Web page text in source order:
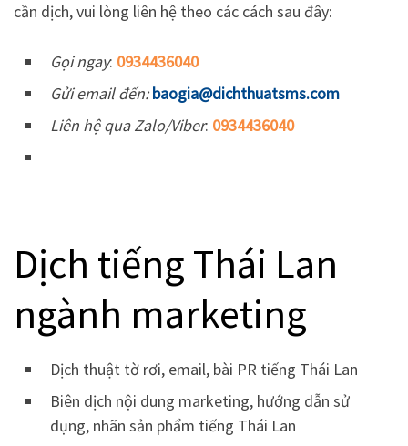
cần dịch, vui lòng liên hệ theo các cách sau đây:
Gọi ngay: 0934436040
Gửi email đến: baogia@dichthuatsms.com
Liên hệ qua Zalo/Viber: 0934436040
Dịch tiếng Thái Lan
ngành marketing
Dịch thuật tờ rơi, email, bài PR tiếng Thái Lan
Biên dịch nội dung marketing, hướng dẫn sử
dụng, nhãn sản phẩm tiếng Thái Lan